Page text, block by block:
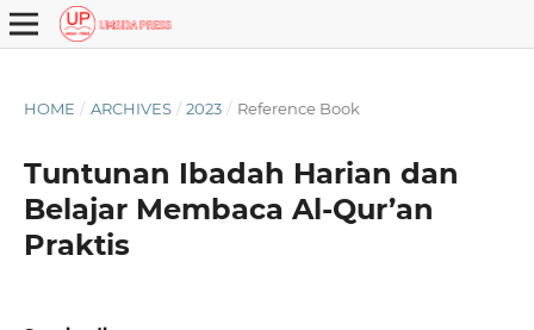
HOME / ARCHIVES / 2023 / Reference Book
Tuntunan Ibadah Harian dan
Belajar Membaca Al-Qur’an
Praktis